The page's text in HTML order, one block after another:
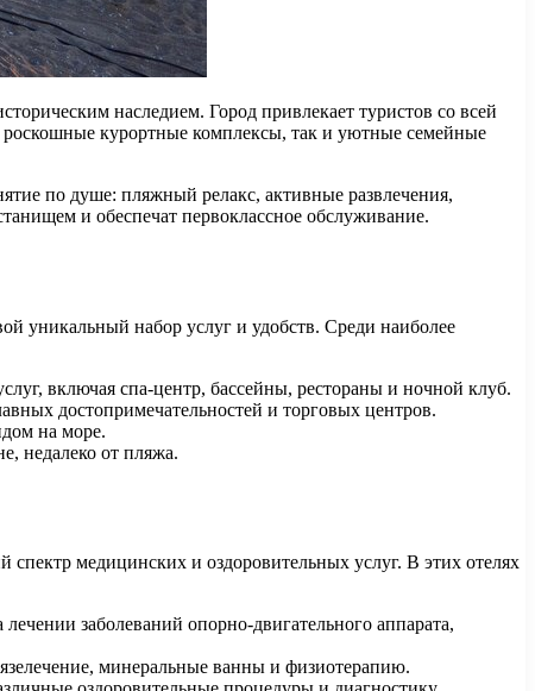
наследием. Город привлекает туристов со всей
курортные комплексы, так и уютные семейные
по душе: пляжный релакс, активные развлечения,
и обеспечат первоклассное обслуживание.
уникальный набор услуг и удобств. Среди наиболее
включая спа-центр, бассейны, рестораны и ночной клуб.
достопримечательностей и торговых центров.
на море.
недалеко от пляжа.
медицинских и оздоровительных услуг. В этих отелях
заболеваний опорно-двигательного аппарата,
минеральные ванны и физиотерапию.